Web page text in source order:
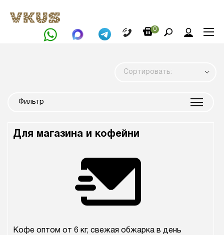
0
Сортировать:
Фильтр
Для магазина и кофейни
Кофе оптом от 6 кг, свежая обжарка в день